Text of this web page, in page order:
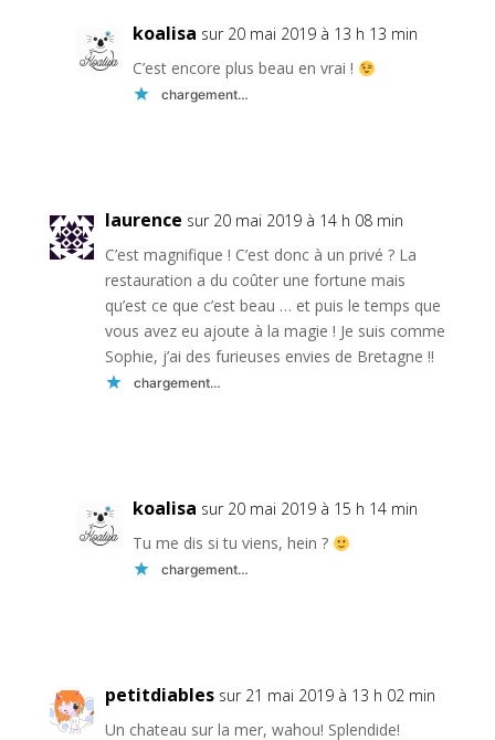
koalisa sur 20 mai 2019 à 13 h 13 min
C’est encore plus beau en vrai !
chargement…
laurence sur 20 mai 2019 à 14 h 08 min
C’est magnifique ! C’est donc à un privé ? La
restauration a du coûter une fortune mais
qu’est ce que c’est beau … et puis le temps que
vous avez eu ajoute à la magie ! Je suis comme
Sophie, j’ai des furieuses envies de Bretagne !!
chargement…
koalisa sur 20 mai 2019 à 15 h 14 min
Tu me dis si tu viens, hein ?
chargement…
petitdiables sur 21 mai 2019 à 13 h 02 min
Un chateau sur la mer, wahou! Splendide!